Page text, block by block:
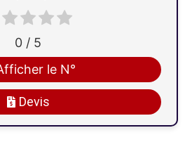
Devis
le N°
0 / 5